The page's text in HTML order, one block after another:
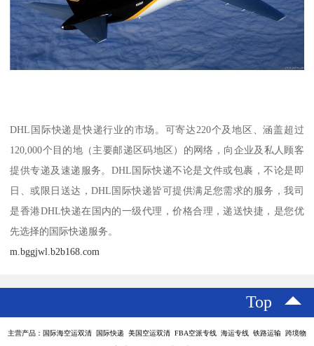
DHL国际快递是快递行业的市场。可寄达220个及地区、涵盖超过
120,000个目的地（主要邮递区码地区）的网络，向企业及私人顾客
提供专递及速递服务。DHL国际快递不论是文件或包裹，不论是即
日、或限日送达，DHL国际快递皆可提供满足您需求的服务，我司
是香港DHL快递在国内的一级代理，价格合理，递送快捷，是您优
先选择的国际快递服务。
m.bggjwl.b2b168.com
Top
主营产品：国际海空运双清 国际快递 美国空运双清 FBA空派专线 海运专线 铁路运输 跨境物